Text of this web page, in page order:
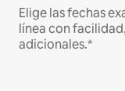
Elige las fechas
línea con
adicionales.*